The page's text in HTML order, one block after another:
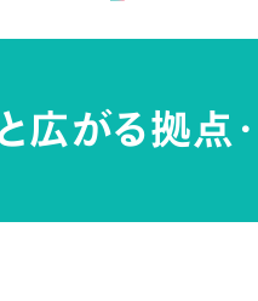
広がる拠点・